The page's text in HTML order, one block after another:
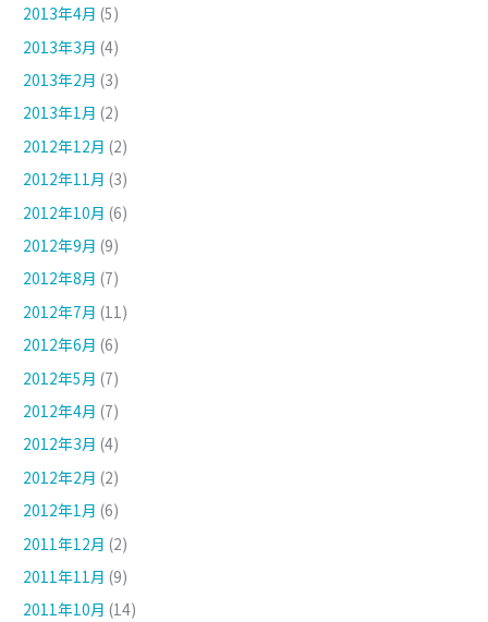
2013年4月 (5)
2013年3月 (4)
2013年2月 (3)
2013年1月 (2)
2012年12月 (2)
2012年11月 (3)
2012年10月 (6)
2012年9月 (9)
2012年8月 (7)
2012年7月 (11)
2012年6月 (6)
2012年5月 (7)
2012年4月 (7)
2012年3月 (4)
2012年2月 (2)
2012年1月 (6)
2011年12月 (2)
2011年11月 (9)
2011年10月 (14)